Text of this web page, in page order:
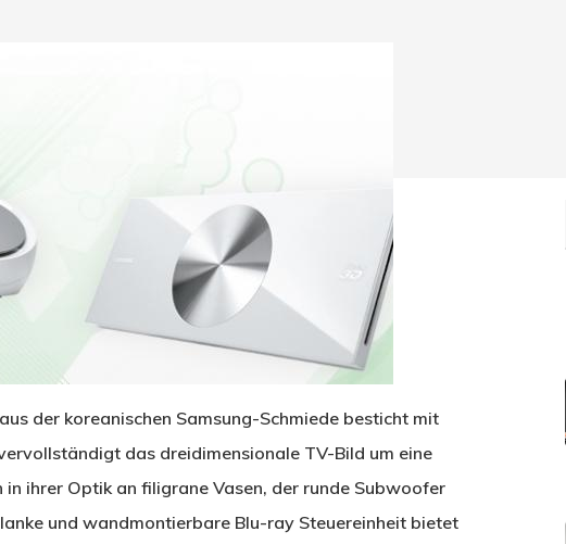
Schließen.
der koreanischen Samsung-Schmiede besticht mit
das dreidimensionale TV-Bild um eine
in ihrer Optik an filigrane Vasen, der runde Subwoofer
und wandmontierbare Blu-ray Steuereinheit bietet